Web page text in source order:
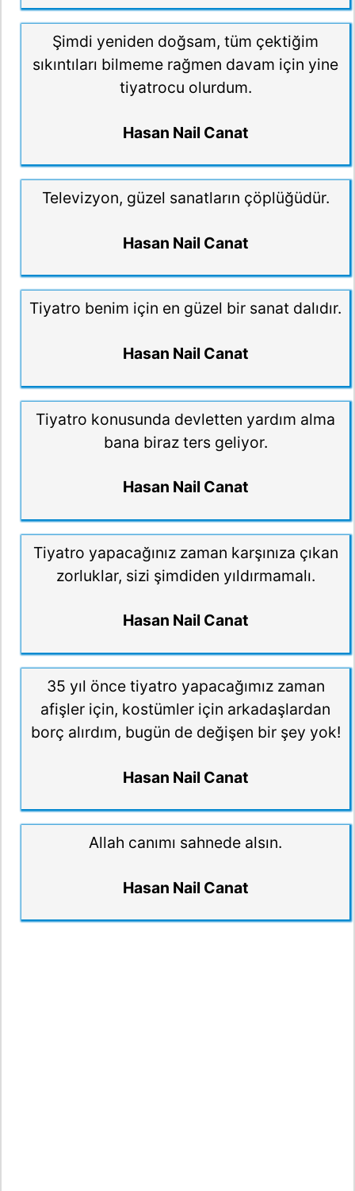
Şimdi yeniden doğsam, tüm çektiğim
sıkıntıları bilmeme rağmen davam için yine
tiyatrocu olurdum.
Hasan Nail Canat
Televizyon, güzel sanatların çöplüğüdür.
Hasan Nail Canat
Tiyatro benim için en güzel bir sanat dalıdır.
Hasan Nail Canat
Tiyatro konusunda devletten yardım alma
bana biraz ters geliyor.
Hasan Nail Canat
Tiyatro yapacağınız zaman karşınıza çıkan
zorluklar, sizi şimdiden yıldırmamalı.
Hasan Nail Canat
35 yıl önce tiyatro yapacağımız zaman
afişler için, kostümler için arkadaşlardan
borç alırdım, bugün de değişen bir şey yok!
Hasan Nail Canat
Allah canımı sahnede alsın.
Hasan Nail Canat